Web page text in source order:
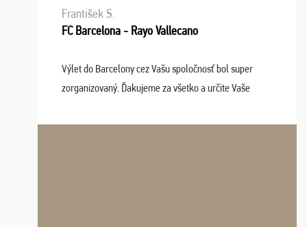
František S.
FC Barcelona - Rayo Vallecano
Výlet do Barcelony cez Vašu spoločnosť bol super
zorganizovaný. Ďakujeme za všetko a určite Vaše